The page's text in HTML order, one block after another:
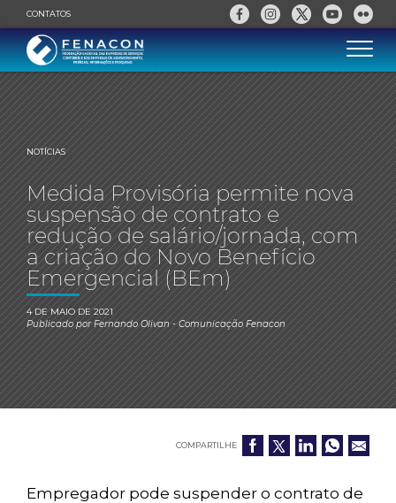
CONTATOS
NOTÍCIAS
Medida Provisória permite nova
suspensão de contrato e
redução de salário/jornada, com
a criação do Novo Benefício
Emergencial (BEm)
4 DE MAIO DE 2021
Publicado porFernando Olivan- Comunicação Fenacon
COMPARTILHE
Empregador pode suspender o contrato de